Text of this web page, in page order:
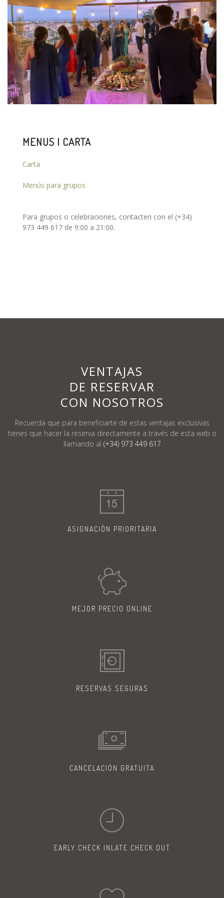
MENUS I CARTA
Carta
Menús para grupos
Para grupos o celebraciones, contacten con el (+34)
973 449 617 de 9:00 a 21:00.
VENTAJAS
DE RESERVAR
CON NOSOTROS
Recuerda que para beneficiarte de estas ventajas exclusivas
tienes que hacer la reserva directamente a través de esta web o
llamando al (+34) 973 449 617
ASIGNACIÓN PRIORITARIA
MEJOR PRECIO ONLINE
RESERVAS SEGURAS
CANCELACIÓN GRATUITA
EARLY CHECK IN LATE CHECK OUT